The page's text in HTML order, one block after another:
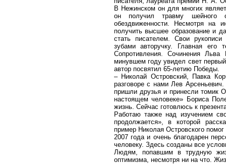
В Нежинском он для многих
он получил травму шейного
обездвиженности. Несмотря на
получить высшее образование и
стать писателем. Свои
зубами авторучку. Главная его
Сопротивления. Сочинения
минувшем году увидел свет
автор посвятил 65-летию Победы.
– Николай Островский, Павка
разговоре с нами Лев
пришли друзья и принесли томик
настоящем человеке» Бориса
жизнь. Сейчас готовлюсь к
Работаю также над изучением
продолжается», в которой
пример Николая Островского
2007 года и очень благодарен
человеку. Здесь созданы все
Людям, попавшим в трудную
оптимизма, несмотря ни на что.